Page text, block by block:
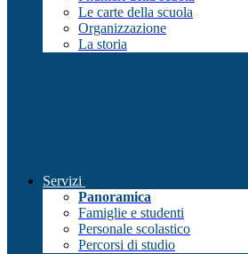
Le carte della scuola
Organizzazione
La storia
Servizi
Panoramica
Famiglie e studenti
Personale scolastico
Percorsi di studio